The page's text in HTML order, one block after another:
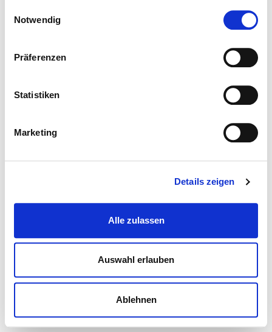
Notwendig
Präferenzen
Statistiken
Marketing
Details zeigen
Alle zulassen
Auswahl erlauben
Ablehnen